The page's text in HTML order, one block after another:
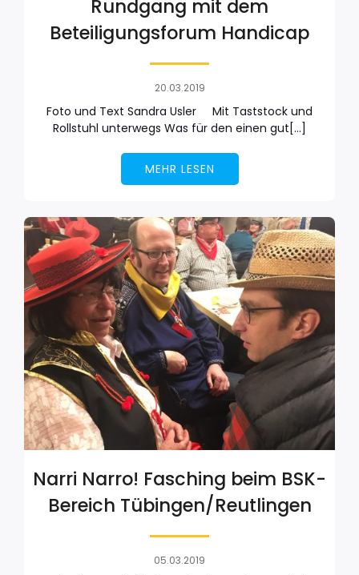
Rundgang mit dem
Beteiligungsforum Handicap
20.03.2019
Foto und Text Sandra Usler Mit Taststock und
Rollstuhl unterwegs Was für den einen gut[…]
MEHR LESEN
Narri Narro! Fasching beim BSK-
Bereich Tübingen/Reutlingen
05.03.2019